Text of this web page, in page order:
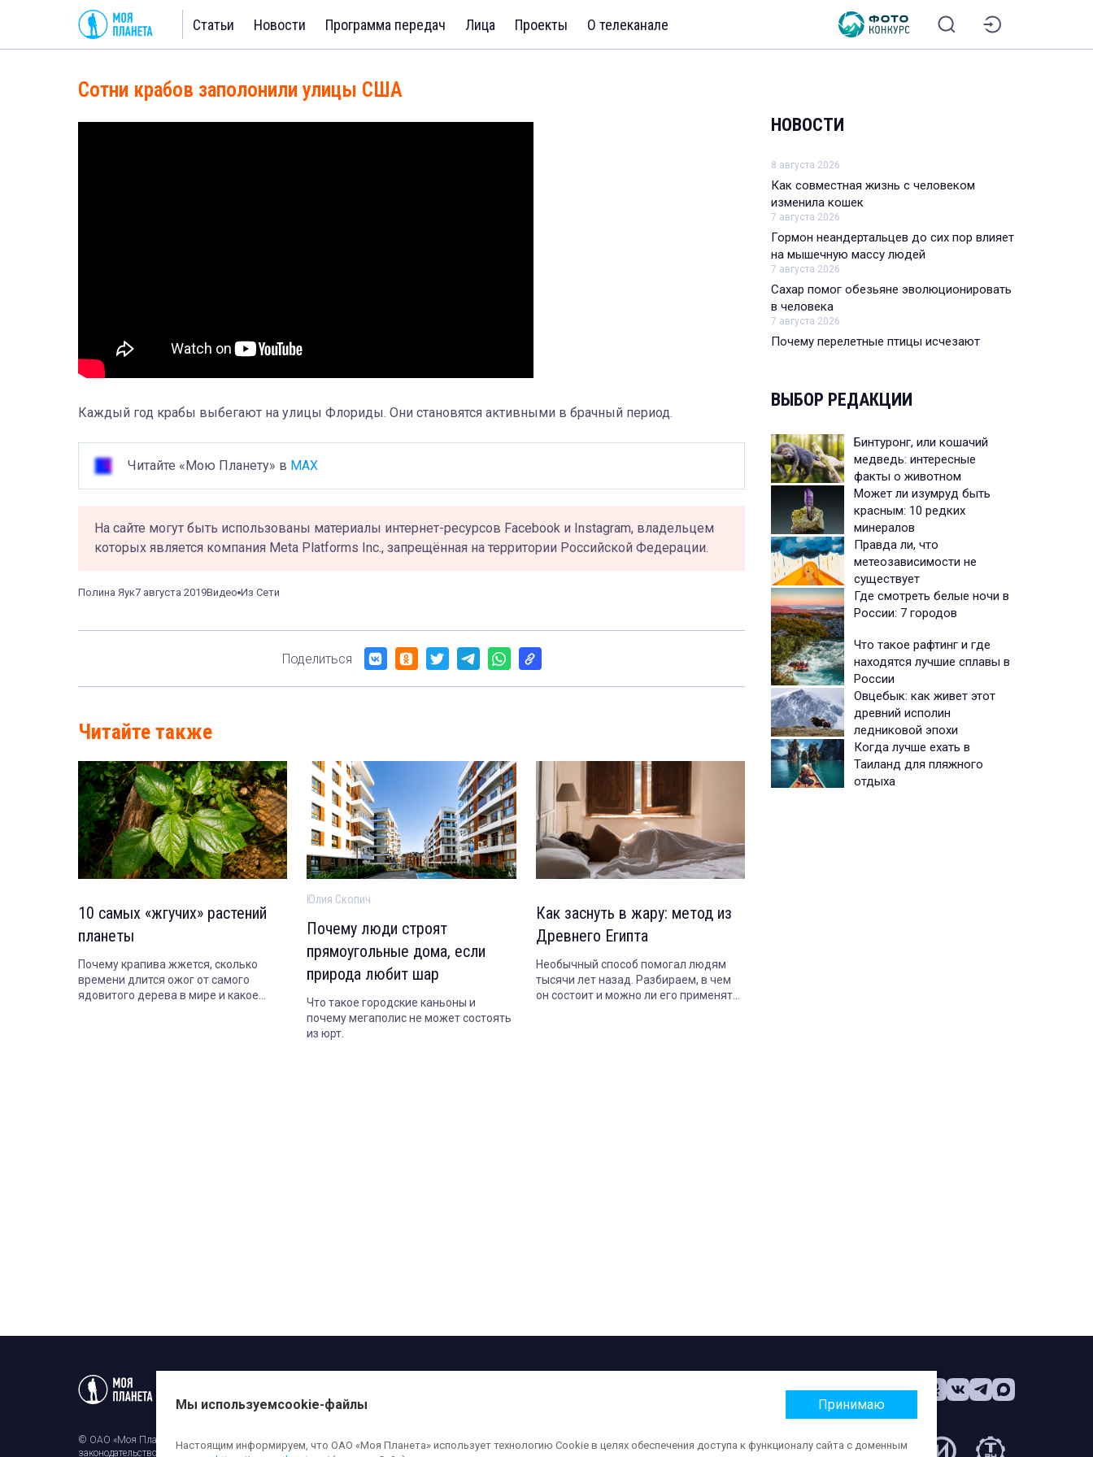
Статьи Новости Программа передач Лица Проекты О телеканале
Сотни крабов заполонили улицы США
Каждый год крабы выбегают на улицы Флориды. Они становятся активными в брачный период.
Читайте «Мою Планету» в MAX
На сайте могут быть использованы материалы интернет-ресурсов Facebook и Instagram, владельцем
которых является компания Meta Platforms Inc., запрещённая на территории Российской Федерации.
Полина Яук7 августа 2019Видео Из Сети
Поделиться
Читайте также
10 самых «жгучих» растений
планеты
Почему крапива жжется, сколько
времени длится ожог от самого
ядовитого дерева в мире и какое
Юлия Скопич
Почему люди строят
прямоугольные дома, если
природа любит шар
Что такое городские каньоны и
почему мегаполис не может состоять
из юрт.
Как заснуть в жару: метод из
Древнего Египта
Необычный способ помогал людям
тысячи лет назад. Разбираем, в чем
он состоит и можно ли его применять
НОВОСТИ
8 августа 2026
Как совместная жизнь с человеком
изменила кошек
7 августа 2026
Гормон неандертальцев до сих пор влияет
на мышечную массу людей
7 августа 2026
Сахар помог обезьяне эволюционировать
в человека
7 августа 2026
Почему перелетные птицы исчезают
ВЫБОР РЕДАКЦИИ
Бинтуронг, или кошачий
медведь: интересные
факты о животном
Может ли изумруд быть
красным: 10 редких
минералов
Правда ли, что
метеозависимости не
существует
Где смотреть белые ночи в
России: 7 городов
Что такое рафтинг и где
находятся лучшие сплавы в
России
Овцебык: как живет этот
древний исполин
ледниковой эпохи
Когда лучше ехать в
Таиланд для пляжного
отдыха
© ОАО «Моя Планета». Все права на любые материалы, опубликованные на сайте, защищены в соответствии с российским и международным
законодательством об авторском праве и смежных правах. Использование любых аудио-, фото- и видеоматериалов, размещенных на сайте,
Мы используемcookie-файлы Принимаю
Настоящим информируем, что ОАО «Моя Планета» использует технологию Cookie в целях обеспечения доступа к функционалу сайта с доменным